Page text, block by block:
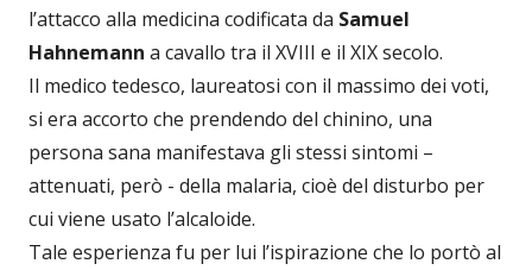
l’attacco alla medicina codificata da Samuel
Hahnemann a cavallo tra il XVIII e il XIX secolo.
Il medico tedesco, laureatosi con il massimo dei voti,
si era accorto che prendendo del chinino, una
persona sana manifestava gli stessi sintomi –
attenuati, però - della malaria, cioè del disturbo per
cui viene usato l’alcaloide.
Tale esperienza fu per lui l’ispirazione che lo portò al